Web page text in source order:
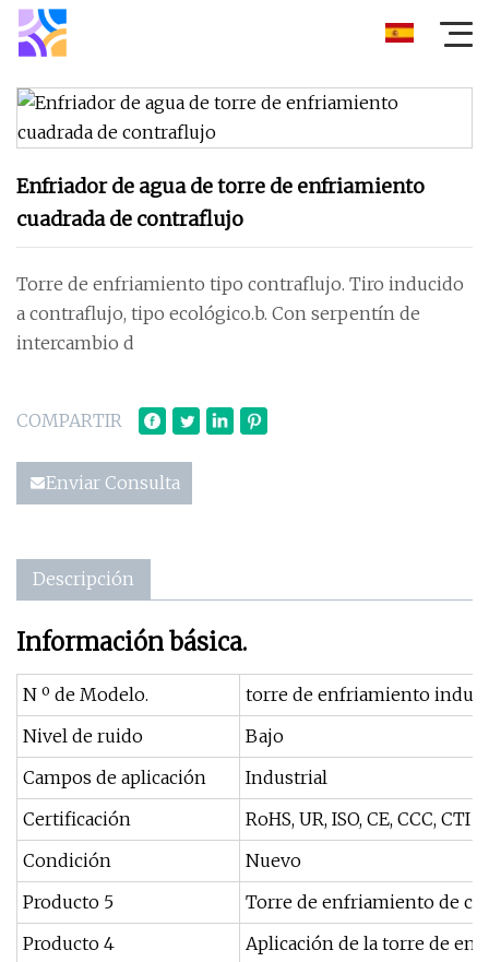
Enfriador de agua de torre de enfriamiento
cuadrada de contraflujo
Torre de enfriamiento tipo contraflujo. Tiro inducido
a contraflujo, tipo ecológico.b. Con serpentín de
intercambio d
COMPARTIR
Enviar Consulta
Descripción
Información básica.
N º de Modelo.
torre de enfriamiento
Nivel de ruido
Bajo
Campos de aplicación
Industrial
Certificación
RoHS, UR, ISO, CE, CCC, CTI
Condición
Nuevo
Producto 5
Torre de enfriamiento de
Producto 4
Aplicación de la torre de